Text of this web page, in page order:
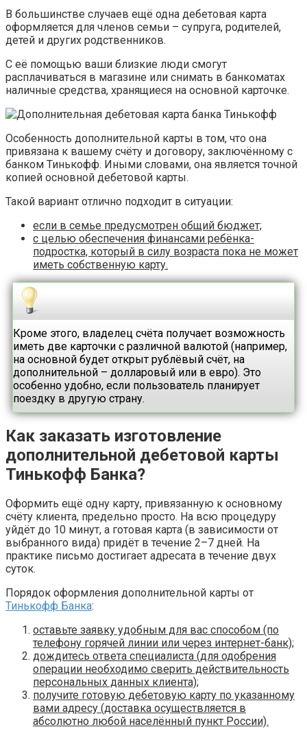
В большинстве случаев ещё одна дебетовая карта
оформляется для членов семьи – супруга, родителей,
детей и других родственников.
С её помощью ваши близкие люди смогут
расплачиваться в магазине или снимать в банкоматах
наличные средства, хранящиеся на основной карточке.
Особенность дополнительной карты в том, что она
привязана к вашему счёту и договору, заключённому с
банком Тинькофф. Иными словами, она является точной
копией основной дебетовой карты.
Такой вариант отлично подходит в ситуации:
если в семье предусмотрен общий бюджет;
с целью обеспечения финансами ребёнка-
подростка, который в силу возраста пока не может
иметь собственную карту.
Кроме этого, владелец счёта получает возможность
иметь две карточки с различной валютой (например,
на основной будет открыт рублёвый счёт, на
дополнительной – долларовый или в евро). Это
особенно удобно, если пользователь планирует
поездку в другую страну.
Как заказать изготовление
дополнительной дебетовой карты
Тинькофф Банка?
Оформить ещё одну карту, привязанную к основному
счёту клиента, предельно просто. На всю процедуру
уйдёт до 10 минут, а готовая карта (в зависимости от
выбранного вида) придёт в течение 2–7 дней. На
практике письмо достигает адресата в течение двух
суток.
Порядок оформления дополнительной карты от
Тинькофф Банка:
оставьте заявку удобным для вас способом (по
телефону горячей линии или через интернет-банк);
дождитесь ответа специалиста (для одобрения
операции необходимо сверить действительность
персональных данных клиента);
получите готовую дебетовую карту по указанному
вами адресу (доставка осуществляется в
абсолютно любой населённый пункт России).